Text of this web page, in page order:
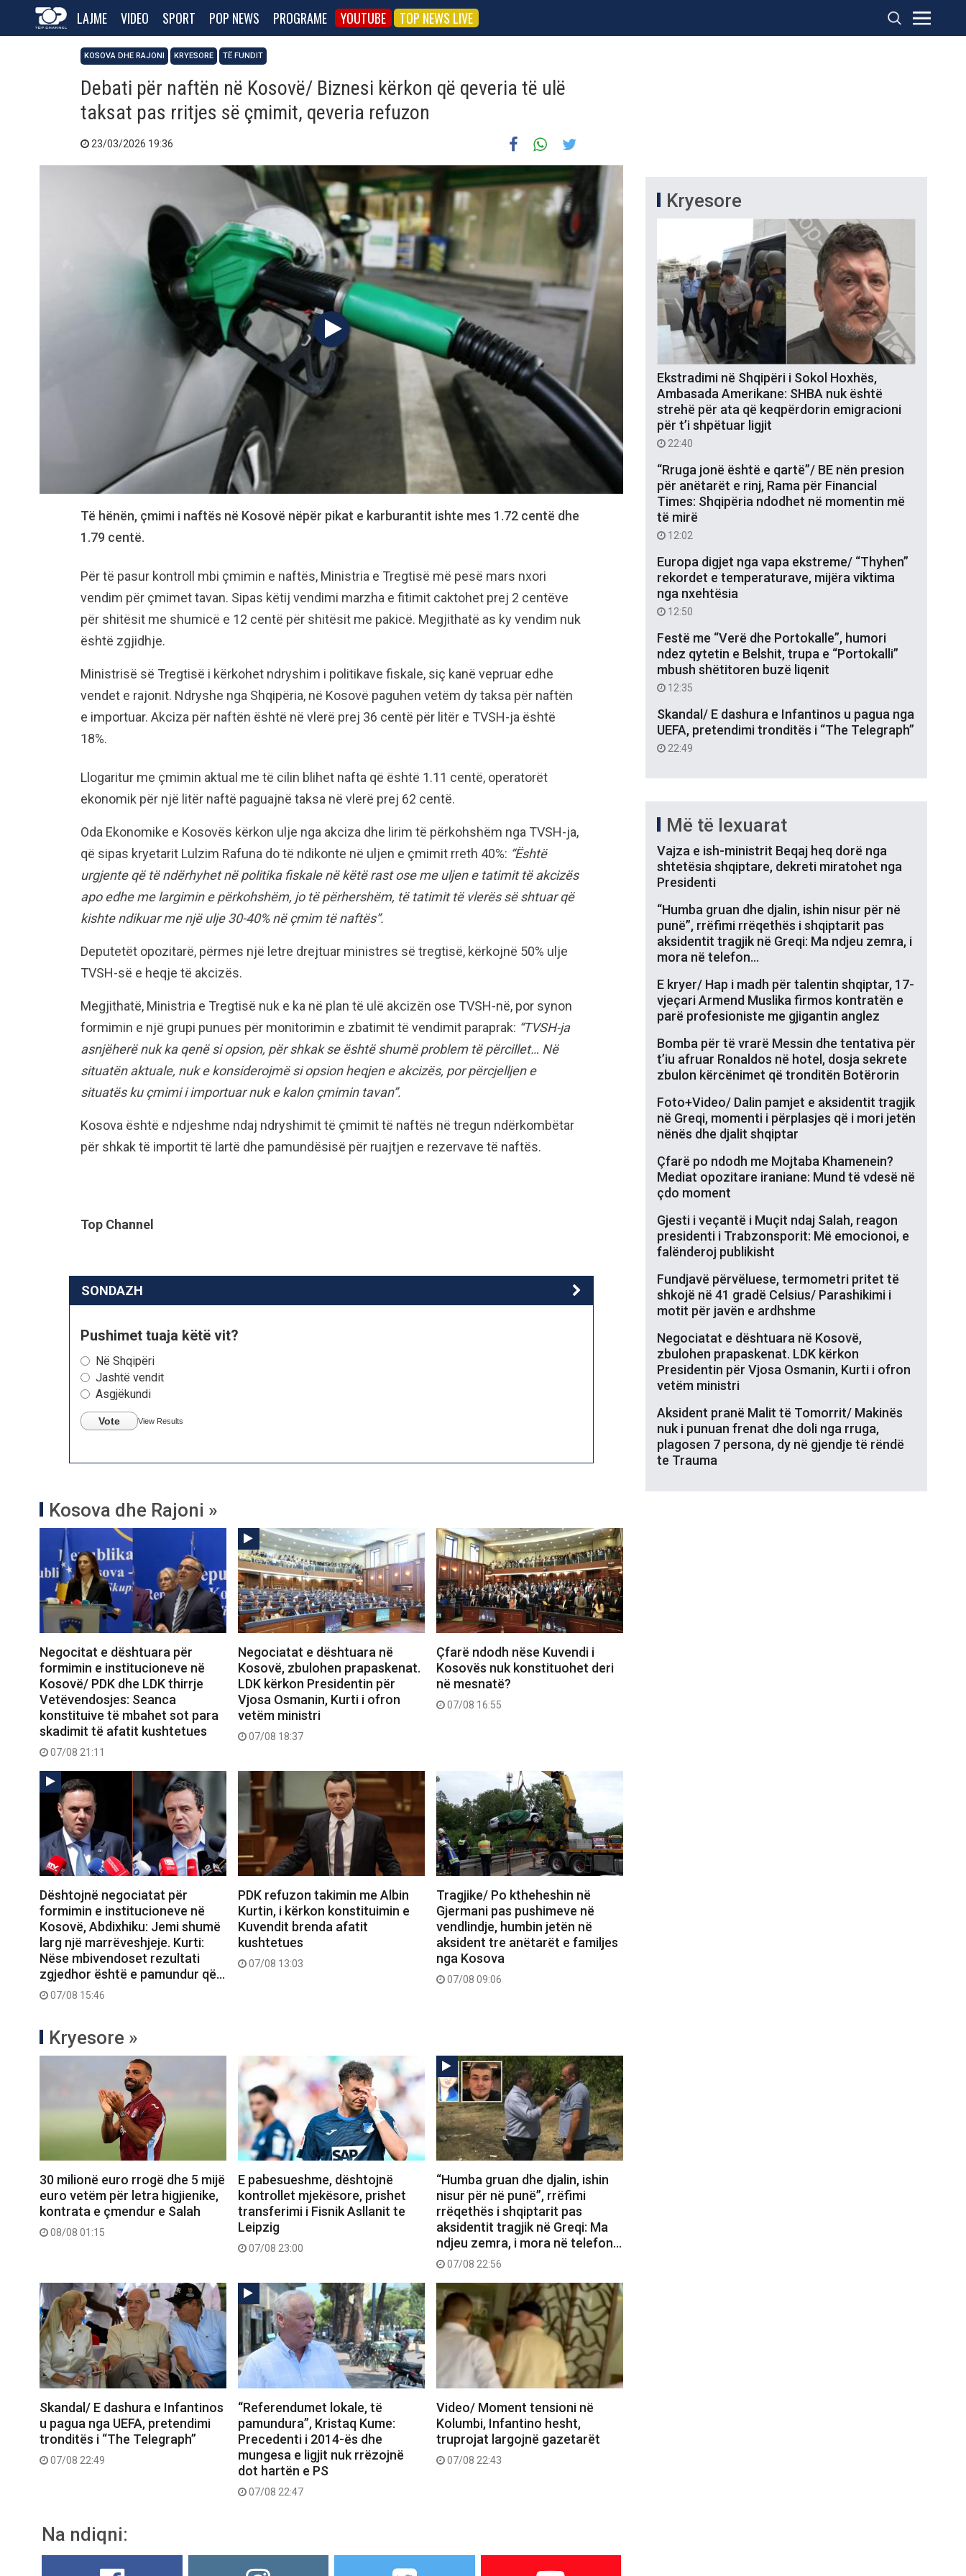
LAJME VIDEO SPORT POP NEWS PROGRAME YOUTUBE TOP NEWS LIVE
KOSOVA DHE RAJONI KRYESORE TË FUNDIT
Debati për naftën në Kosovë/ Biznesi kërkon që qeveria të ulë
taksat pas rritjes së çmimit, qeveria refuzon
23/03/2026 19:36
Të hënën, çmimi i naftës në Kosovë nëpër pikat e karburantit ishte mes 1.72 centë dhe
1.79 centë.
Për të pasur kontroll mbi çmimin e naftës, Ministria e Tregtisë më pesë mars nxori
vendim për çmimet tavan. Sipas këtij vendimi marzha e fitimit caktohet prej 2 centëve
për shitësit me shumicë e 12 centë për shitësit me pakicë. Megjithatë as ky vendim nuk
është zgjidhje.
Ministrisë së Tregtisë i kërkohet ndryshim i politikave fiskale, siç kanë vepruar edhe
vendet e rajonit. Ndryshe nga Shqipëria, në Kosovë paguhen vetëm dy taksa për naftën
e importuar. Akciza për naftën është në vlerë prej 36 centë për litër e TVSH-ja është
18%.
Llogaritur me çmimin aktual me të cilin blihet nafta që është 1.11 centë, operatorët
ekonomik për një litër naftë paguajnë taksa në vlerë prej 62 centë.
Oda Ekonomike e Kosovës kërkon ulje nga akciza dhe lirim të përkohshëm nga TVSH-ja,
që sipas kryetarit Lulzim Rafuna do të ndikonte në uljen e çmimit rreth 40%: “Është
urgjente që të ndërhyhet në politika fiskale në këtë rast ose me uljen e tatimit të akcizës
apo edhe me largimin e përkohshëm, jo të përhershëm, të tatimit të vlerës së shtuar që
kishte ndikuar me një ulje 30-40% në çmim të naftës”.
Deputetët opozitarë, përmes një letre drejtuar ministres së tregtisë, kërkojnë 50% ulje
TVSH-së e heqje të akcizës.
Megjithatë, Ministria e Tregtisë nuk e ka në plan të ulë akcizën ose TVSH-në, por synon
formimin e një grupi punues për monitorimin e zbatimit të vendimit paraprak: “TVSH-ja
asnjëherë nuk ka qenë si opsion, për shkak se është shumë problem të përcillet… Në
situatën aktuale, nuk e konsiderojmë si opsion heqjen e akcizës, por përcjelljen e
situatës ku çmimi i importuar nuk e kalon çmimin tavan”.
Kosova është e ndjeshme ndaj ndryshimit të çmimit të naftës në tregun ndërkombëtar
për shkak të importit të lartë dhe pamundësisë për ruajtjen e rezervave të naftës.
Top Channel
SONDAZH
Pushimet tuaja këtë vit?
Në Shqipëri
Jashtë vendit
Asgjëkundi
Vote View Results
Kosova dhe Rajoni »
Negocitat e dështuara për
formimin e institucioneve në
Kosovë/ PDK dhe LDK thirrje
Vetëvendosjes: Seanca
konstituive të mbahet sot para
skadimit të afatit kushtetues
07/08 21:11
Negociatat e dështuara në
Kosovë, zbulohen prapaskenat.
LDK kërkon Presidentin për
Vjosa Osmanin, Kurti i ofron
vetëm ministri
07/08 18:37
Çfarë ndodh nëse Kuvendi i
Kosovës nuk konstituohet deri
në mesnatë?
07/08 16:55
Dështojnë negociatat për
formimin e institucioneve në
Kosovë, Abdixhiku: Jemi shumë
larg një marrëveshjeje. Kurti:
Nëse mbivendoset rezultati
zgjedhor është e pamundur që…
07/08 15:46
PDK refuzon takimin me Albin
Kurtin, i kërkon konstituimin e
Kuvendit brenda afatit
kushtetues
07/08 13:03
Tragjike/ Po ktheheshin në
Gjermani pas pushimeve në
vendlindje, humbin jetën në
aksident tre anëtarët e familjes
nga Kosova
07/08 09:06
Kryesore »
30 milionë euro rrogë dhe 5 mijë
euro vetëm për letra higjienike,
kontrata e çmendur e Salah
08/08 01:15
E pabesueshme, dështojnë
kontrollet mjekësore, prishet
transferimi i Fisnik Asllanit te
Leipzig
07/08 23:00
“Humba gruan dhe djalin, ishin
nisur për në punë”, rrëfimi
rrëqethës i shqiptarit pas
aksidentit tragjik në Greqi: Ma
ndjeu zemra, i mora në telefon…
07/08 22:56
Skandal/ E dashura e Infantinos
u pagua nga UEFA, pretendimi
tronditës i “The Telegraph”
07/08 22:49
“Referendumet lokale, të
pamundura”, Kristaq Kume:
Precedenti i 2014-ës dhe
mungesa e ligjit nuk rrëzojnë
dot hartën e PS
07/08 22:47
Video/ Moment tensioni në
Kolumbi, Infantino hesht,
truprojat largojnë gazetarët
07/08 22:43
Na ndiqni:
Kryesore
Ekstradimi në Shqipëri i Sokol Hoxhës,
Ambasada Amerikane: SHBA nuk është
strehë për ata që keqpërdorin emigracioni
për t’i shpëtuar ligjit
22:40
“Rruga jonë është e qartë”/ BE nën presion
për anëtarët e rinj, Rama për Financial
Times: Shqipëria ndodhet në momentin më
të mirë
12:02
Europa digjet nga vapa ekstreme/ “Thyhen”
rekordet e temperaturave, mijëra viktima
nga nxehtësia
12:50
Festë me “Verë dhe Portokalle”, humori
ndez qytetin e Belshit, trupa e “Portokalli”
mbush shëtitoren buzë liqenit
12:35
Skandal/ E dashura e Infantinos u pagua nga
UEFA, pretendimi tronditës i “The Telegraph”
22:49
Më të lexuarat
Vajza e ish-ministrit Beqaj heq dorë nga
shtetësia shqiptare, dekreti miratohet nga
Presidenti
“Humba gruan dhe djalin, ishin nisur për në
punë”, rrëfimi rrëqethës i shqiptarit pas
aksidentit tragjik në Greqi: Ma ndjeu zemra, i
mora në telefon…
E kryer/ Hap i madh për talentin shqiptar, 17-
vjeçari Armend Muslika firmos kontratën e
parë profesioniste me gjigantin anglez
Bomba për të vrarë Messin dhe tentativa për
t’iu afruar Ronaldos në hotel, dosja sekrete
zbulon kërcënimet që tronditën Botërorin
Foto+Video/ Dalin pamjet e aksidentit tragjik
në Greqi, momenti i përplasjes që i mori jetën
nënës dhe djalit shqiptar
Çfarë po ndodh me Mojtaba Khamenein?
Mediat opozitare iraniane: Mund të vdesë në
çdo moment
Gjesti i veçantë i Muçit ndaj Salah, reagon
presidenti i Trabzonsporit: Më emocionoi, e
falënderoj publikisht
Fundjavë përvëluese, termometri pritet të
shkojë në 41 gradë Celsius/ Parashikimi i
motit për javën e ardhshme
Negociatat e dështuara në Kosovë,
zbulohen prapaskenat. LDK kërkon
Presidentin për Vjosa Osmanin, Kurti i ofron
vetëm ministri
Aksident pranë Malit të Tomorrit/ Makinës
nuk i punuan frenat dhe doli nga rruga,
plagosen 7 persona, dy në gjendje të rëndë
te Trauma